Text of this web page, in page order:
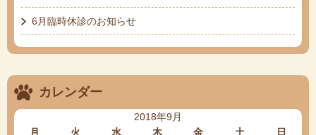
6月臨時休診のお知らせ
カレンダー
2018年9月
月
火 水 木 金 土 日